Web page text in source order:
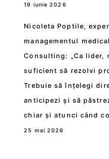
19 iunie 2026
Nicoleta Poptile,
managementul
Consulting: „Ca lider,
suficient să rezolvi
Trebuie să înțelegi
anticipezi și să
chiar și atunci când
25 mai 2026